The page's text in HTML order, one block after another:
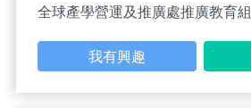
全球產學營運及推廣處推廣教育組
我有興趣